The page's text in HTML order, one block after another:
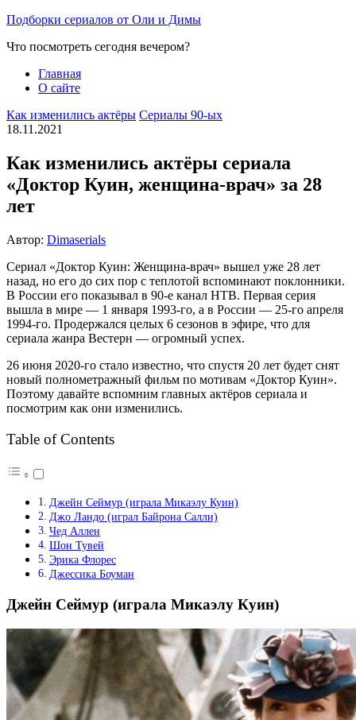
Перейти
содержимому
Подборки сериалов от Оли и Димы
Что посмотреть сегодня вечером?
Главная
О сайте
Как изменились актёры Сериалы 90-ых
18.11.2021
Как изменились актёры сериала
«Доктор Куин, женщина-врач» за 28
лет
Автор: Dimaserials
Сериал «Доктор Куин: Женщина-врач» вышел уже 28 лет
назад, но его до сих пор с теплотой вспоминают поклонники.
В России его показывал в 90-е канал НТВ. Первая серия
вышла в мире — 1 января 1993-го, а в России — 25-го апреля
1994-го. Продержался целых 6 сезонов в эфире, что для
сериала жанра Вестерн — огромный успех.
26 июня 2020-го стало известно, что спустя 20 лет будет снят
новый полнометражный фильм по мотивам «Доктор Куин».
Поэтому давайте вспомним главных актёров сериала и
посмотрим как они изменились.
Table of Contents
Джейн Сеймур (играла Микаэлу Куин)
Джо Ландо (играл Байрона Салли)
Чед Аллен
Шон Тувей
Эрика Флорес
Джессика Боуман
Джейн Сеймур (играла Микаэлу Куин)